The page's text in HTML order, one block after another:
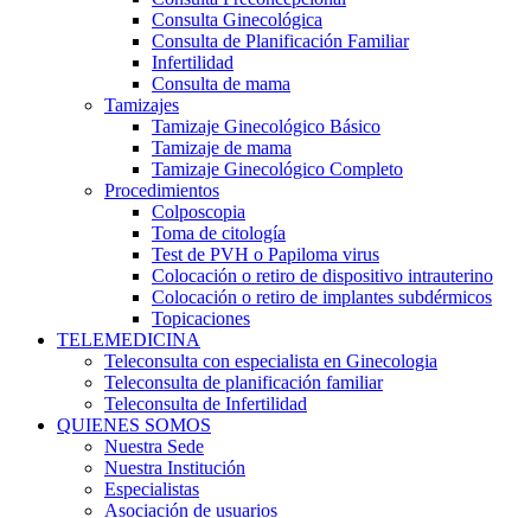
Consulta Ginecológica
Consulta de Planificación Familiar
Infertilidad
Consulta de mama
Tamizajes
Tamizaje Ginecológico Básico
Tamizaje de mama
Tamizaje Ginecológico Completo
Procedimientos
Colposcopia
Toma de citología
Test de PVH o Papiloma virus
Colocación o retiro de dispositivo intrauterino
Colocación o retiro de implantes subdérmicos
Topicaciones
TELEMEDICINA
Teleconsulta con especialista en Ginecologia
Teleconsulta de planificación familiar
Teleconsulta de Infertilidad
QUIENES SOMOS
Nuestra Sede
Nuestra Institución
Especialistas
Asociación de usuarios